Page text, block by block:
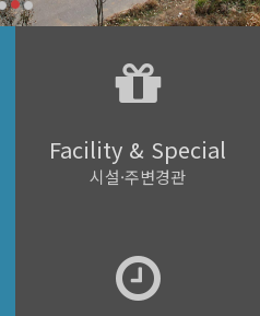
Facility & Special
시설·주변경관